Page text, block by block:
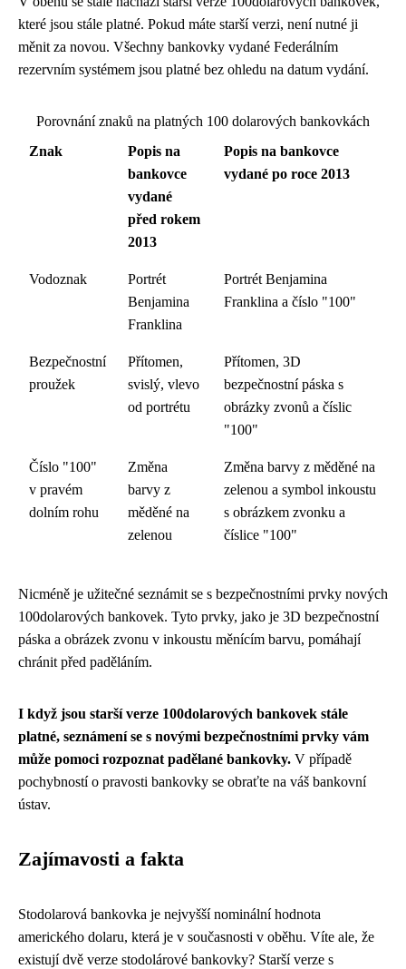
které jsou stále platné. Pokud máte starší verzi, není nutné ji
měnit za novou. Všechny bankovky vydané Federálním
rezervním systémem jsou platné bez ohledu na datum vydání.
Porovnání znaků na platných 100 dolarových bankovkách
Znak
Popis na
bankovce
vydané
před rokem
2013
Popis na bankovce
vydané po roce 2013
Vodoznak
Portrét
Benjamina
Franklina
Portrét Benjamina
Franklina a číslo "100"
Bezpečnostní
proužek
Přítomen,
svislý, vlevo
od portrétu
Přítomen, 3D
bezpečnostní páska s
obrázky zvonů a číslic
"100"
Číslo "100"
v pravém
dolním rohu
Změna
barvy z
měděné na
zelenou
Změna barvy z měděné na
zelenou a symbol inkoustu
s obrázkem zvonku a
číslice "100"
Nicméně je užitečné seznámit se s bezpečnostními prvky nových
100dolarových bankovek. Tyto prvky, jako je 3D bezpečnostní
páska a obrázek zvonu v inkoustu měnícím barvu, pomáhají
chránit před paděláním.
I když jsou starší verze 100dolarových bankovek stále
platné, seznámení se s novými bezpečnostními prvky vám
může pomoci rozpoznat padělané bankovky. V případě
pochybností o pravosti bankovky se obraťte na váš bankovní
ústav.
Zajímavosti a fakta
Stodolarová bankovka je nejvyšší nominální hodnota
amerického dolaru, která je v současnosti v oběhu. Víte ale, že
existují dvě verze stodolárové bankovky? Starší verze s